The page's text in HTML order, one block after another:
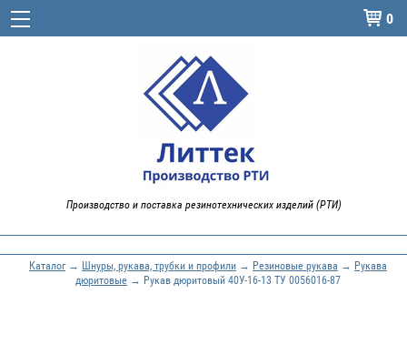
 0
Производство и поставка резинотехнических изделий (РТИ)
Каталог→ Шнуры, рукава, трубки и профили → Резиновые рукава → Рукава
дюритовые → Рукав дюритовый 40У-16-13 ТУ 0056016-87